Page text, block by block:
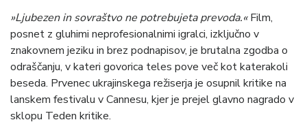
»Ljubezen in sovraštvo ne potrebujeta prevoda.«Film,
posnet z gluhimi neprofesionalnimi igralci, izključno v
znakovnem jeziku in brez podnapisov, je brutalna zgodba o
odraščanju, v kateri govorica teles pove več kot katerakoli
beseda. Prvenec ukrajinskega režiserja je osupnil kritike na
lanskem festivalu v Cannesu, kjer je prejel glavno nagrado v
sklopu Teden kritike.